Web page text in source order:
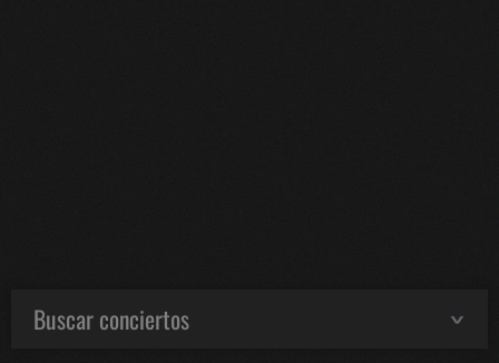
Buscar conciertos